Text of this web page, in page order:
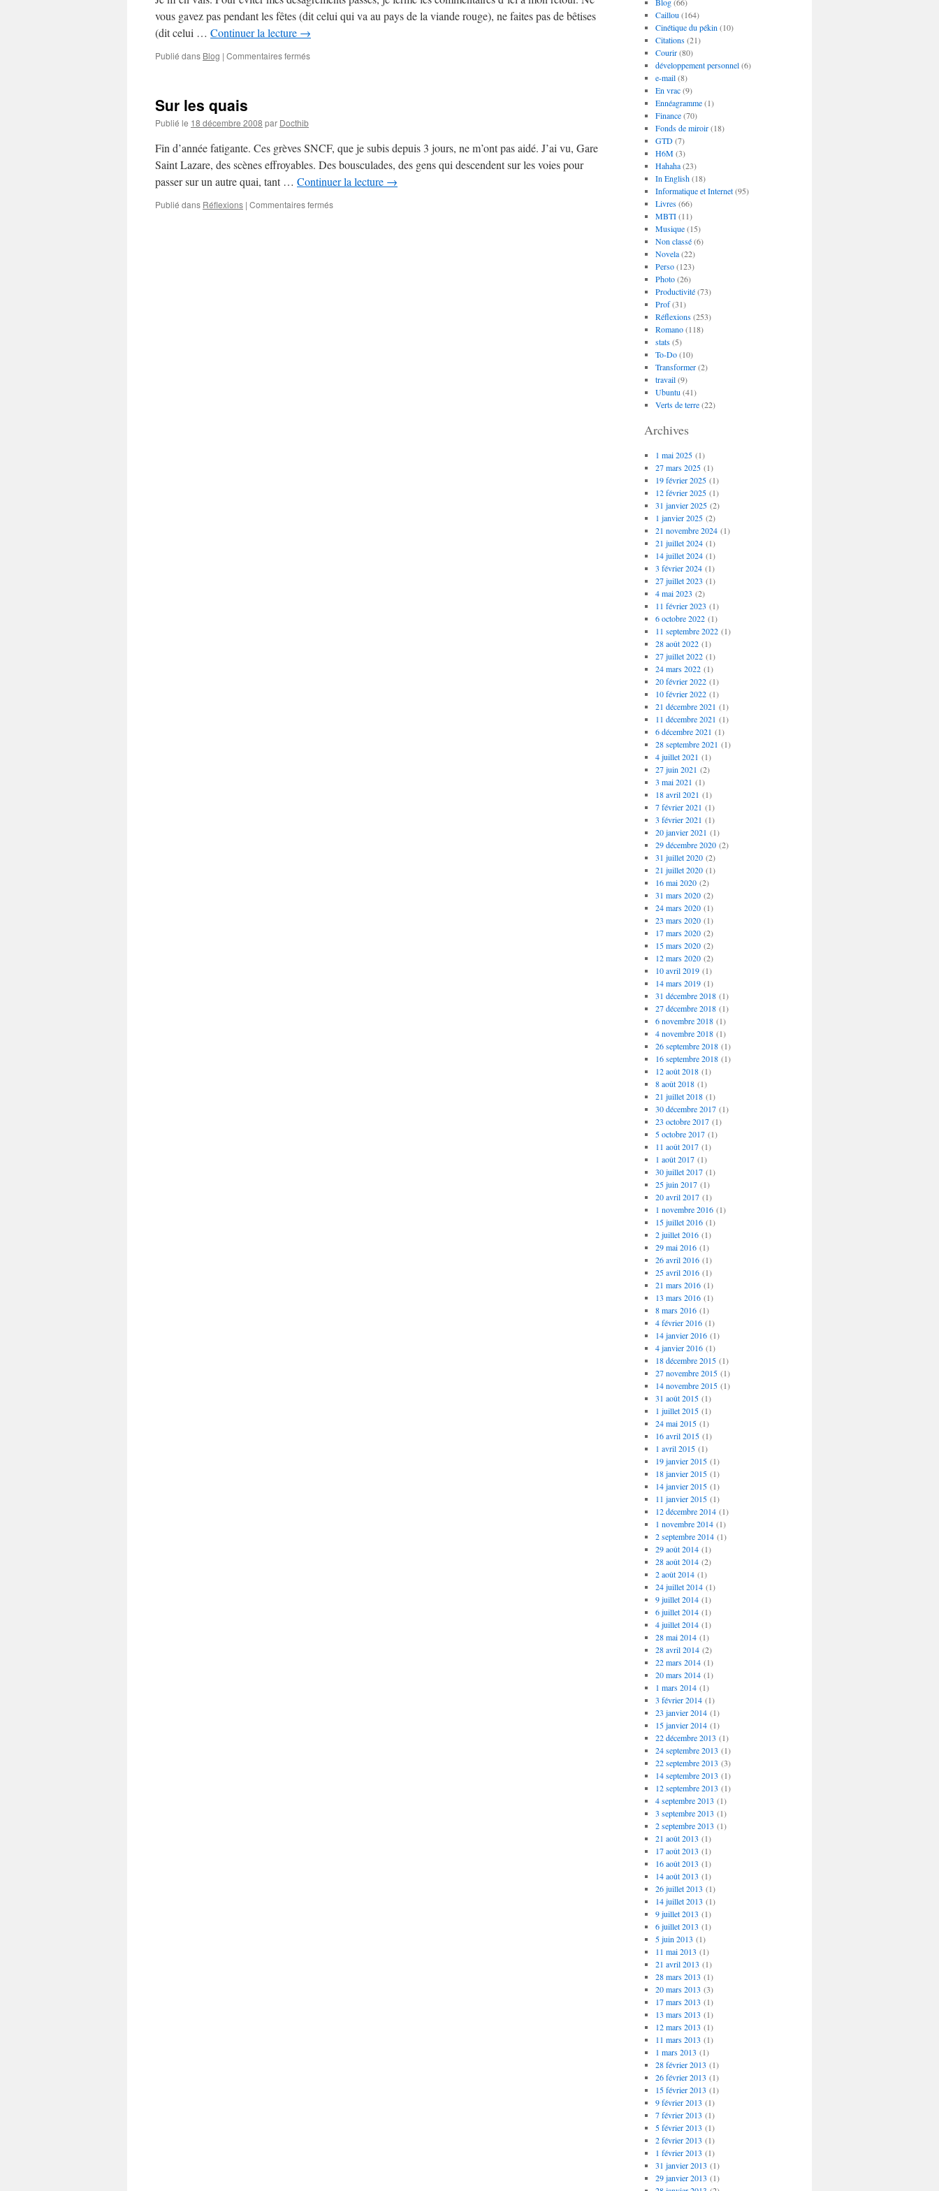
vous gavez pas pendant les fêtes (dit celui qui va au pays de la viande rouge), ne faites pas de bêtises
(dit celui … Continuer la lecture →
Publié dans Blog | Commentaires ferméssur
sait
rester
courtois…"
Sur les quais
Publié le 18 décembre 2008 par Docthib
Fin d’année fatigante. Ces grèves SNCF, que je subis depuis 3 jours, ne m’ont pas aidé. J’ai vu, Gare
Saint Lazare, des scènes effroyables. Des bousculades, des gens qui descendent sur les voies pour
passer sur un autre quai, tant … Continuer la lecture →
Publié dans Réflexions | Commentaires ferméssur
Caillou (164)
Cinétique du pékin (10)
Citations(21)
Courir(80)
développement personnel(6)
e-mail(8)
En vrac(9)
Ennéagramme(1)
Finance(70)
Fonds de miroir(18)
GTD(7)
H6M(3)
Hahaha(23)
In English(18)
Informatique et Internet(95)
Livres(66)
MBTI(11)
Musique(15)
Non classé(6)
Novela(22)
Perso(123)
Photo(26)
Productivité(73)
Prof(31)
Réflexions(253)
Romano(118)
stats(5)
To-Do(10)
Transformer(2)
travail(9)
Ubuntu (41)
Verts de terre(22)
Archives
1 mai 2025(1)
27 mars 2025(1)
19 février 2025(1)
12 février 2025(1)
31 janvier 2025(2)
1 janvier 2025(2)
21 novembre 2024(1)
21 juillet 2024(1)
14 juillet 2024(1)
3 février 2024(1)
27 juillet 2023 (1)
4 mai 2023 (2)
11 février 2023 (1)
6 octobre 2022(1)
11 septembre 2022(1)
28 août 2022(1)
27 juillet 2022(1)
24 mars 2022(1)
20 février 2022(1)
10 février 2022(1)
21 décembre 2021 (1)
11 décembre 2021 (1)
6 décembre 2021 (1)
28 septembre 2021 (1)
4 juillet 2021 (1)
27 juin 2021 (2)
3 mai 2021 (1)
18 avril 2021 (1)
7 février 2021 (1)
3 février 2021 (1)
20 janvier 2021 (1)
29 décembre 2020(2)
31 juillet 2020(2)
21 juillet 2020(1)
16 mai 2020(2)
31 mars 2020(2)
24 mars 2020(1)
23 mars 2020(1)
17 mars 2020(2)
15 mars 2020(2)
12 mars 2020(2)
10 avril 2019(1)
14 mars 2019(1)
31 décembre 2018(1)
27 décembre 2018(1)
6 novembre 2018(1)
4 novembre 2018(1)
26 septembre 2018(1)
16 septembre 2018(1)
12 août 2018(1)
8 août 2018(1)
21 juillet 2018(1)
30 décembre 2017(1)
23 octobre 2017(1)
5 octobre 2017(1)
11 août 2017(1)
1 août 2017(1)
30 juillet 2017(1)
25 juin 2017(1)
20 avril 2017(1)
1 novembre 2016(1)
15 juillet 2016(1)
2 juillet 2016(1)
29 mai 2016(1)
26 avril 2016(1)
25 avril 2016(1)
21 mars 2016(1)
13 mars 2016(1)
8 mars 2016(1)
4 février 2016(1)
14 janvier 2016(1)
4 janvier 2016(1)
18 décembre 2015(1)
27 novembre 2015(1)
14 novembre 2015(1)
31 août 2015(1)
1 juillet 2015(1)
24 mai 2015(1)
16 avril 2015(1)
1 avril 2015(1)
19 janvier 2015(1)
18 janvier 2015(1)
14 janvier 2015(1)
11 janvier 2015(1)
12 décembre 2014(1)
1 novembre 2014(1)
2 septembre 2014(1)
29 août 2014(1)
28 août 2014(2)
2 août 2014(1)
24 juillet 2014(1)
9 juillet 2014(1)
6 juillet 2014(1)
4 juillet 2014(1)
28 mai 2014(1)
28 avril 2014(2)
22 mars 2014(1)
20 mars 2014(1)
1 mars 2014(1)
3 février 2014(1)
23 janvier 2014(1)
15 janvier 2014(1)
22 décembre 2013 (1)
24 septembre 2013 (1)
22 septembre 2013 (3)
14 septembre 2013 (1)
12 septembre 2013 (1)
4 septembre 2013 (1)
3 septembre 2013 (1)
2 septembre 2013 (1)
21 août 2013 (1)
17 août 2013 (1)
16 août 2013 (1)
14 août 2013 (1)
26 juillet 2013 (1)
14 juillet 2013 (1)
9 juillet 2013 (1)
6 juillet 2013 (1)
5 juin 2013 (1)
11 mai 2013 (1)
21 avril 2013 (1)
28 mars 2013 (1)
20 mars 2013 (3)
17 mars 2013 (1)
13 mars 2013 (1)
12 mars 2013 (1)
11 mars 2013 (1)
1 mars 2013 (1)
28 février 2013 (1)
26 février 2013 (1)
15 février 2013 (1)
9 février 2013 (1)
7 février 2013 (1)
5 février 2013 (1)
2 février 2013 (1)
1 février 2013 (1)
31 janvier 2013 (1)
29 janvier 2013 (1)